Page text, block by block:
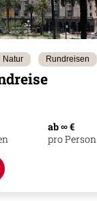
Natur Rundreisen
ab ∞ €
pro Person